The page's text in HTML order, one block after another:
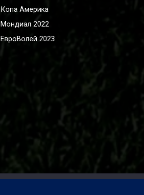
Копа Америка
Мондиал 2022
ЕвроВолей 2023